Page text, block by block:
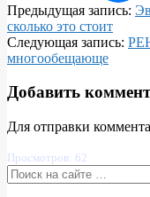
2025-
04-
17
Предыдущая запись:
сколько это стоит
Следующая запись:
многообещающе
Добавить
Для отправки
Просмотров: 62
Поиск